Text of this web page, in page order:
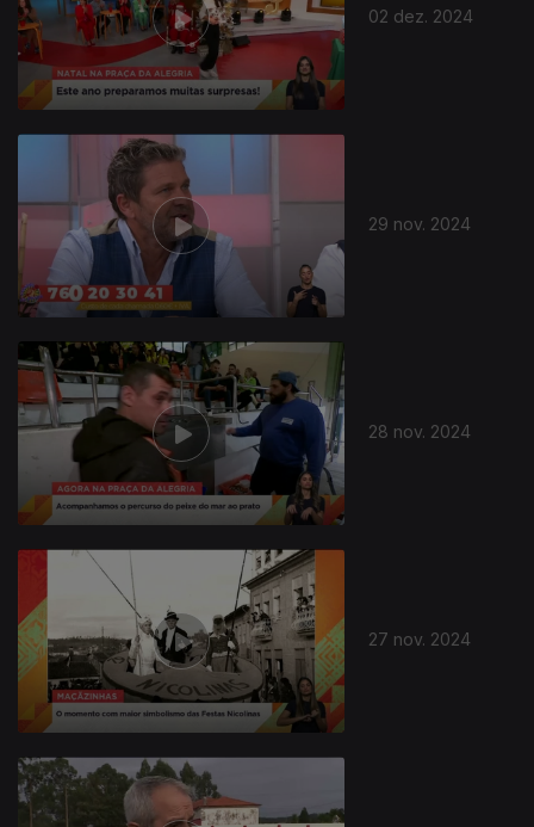
02 dez. 2024
29 nov. 2024
28 nov. 2024
27 nov. 2024